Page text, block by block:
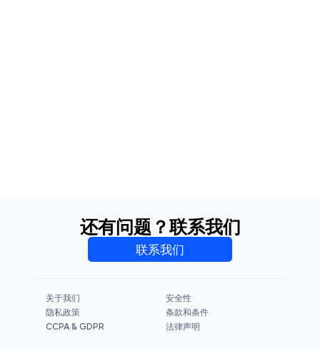
还有问题？联系我们
联系我们
关于我们
安全性
隐私政策
条款和条件
CCPA & GDPR
法律声明